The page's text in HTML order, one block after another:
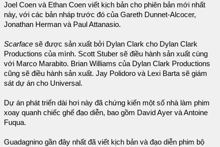
Joel Coen và Ethan Coen viết kịch bản cho phiên bản mới nhất
này, với các bản nháp trước đó của Gareth Dunnet-Alcocer,
Jonathan Herman và Paul Attanasio.
Scarface sẽ được sản xuất bởi Dylan Clark cho Dylan Clark
Productions của mình. Scott Stuber sẽ điều hành sản xuất cùng
với Marco Marabito. Brian Williams của Dylan Clark Productions
cũng sẽ điều hành sản xuất. Jay Polidoro và Lexi Barta sẽ giám
sát dự án cho Universal.
Dự án phát triển dài hơi này đã chứng kiến một số nhà làm phim
xoay quanh chiếc ghế đạo diễn, bao gồm David Ayer và Antoine
Fuqua.
Guadagnino gần đây nhất đã viết kịch bản và đạo diễn phim bộ